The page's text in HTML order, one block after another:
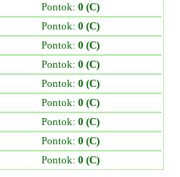
Pontok: 0 (C)
Pontok: 0 (C)
Pontok: 0 (C)
Pontok: 0 (C)
Pontok: 0 (C)
Pontok: 0 (C)
Pontok: 0 (C)
Pontok: 0 (C)
Pontok: 0 (C)